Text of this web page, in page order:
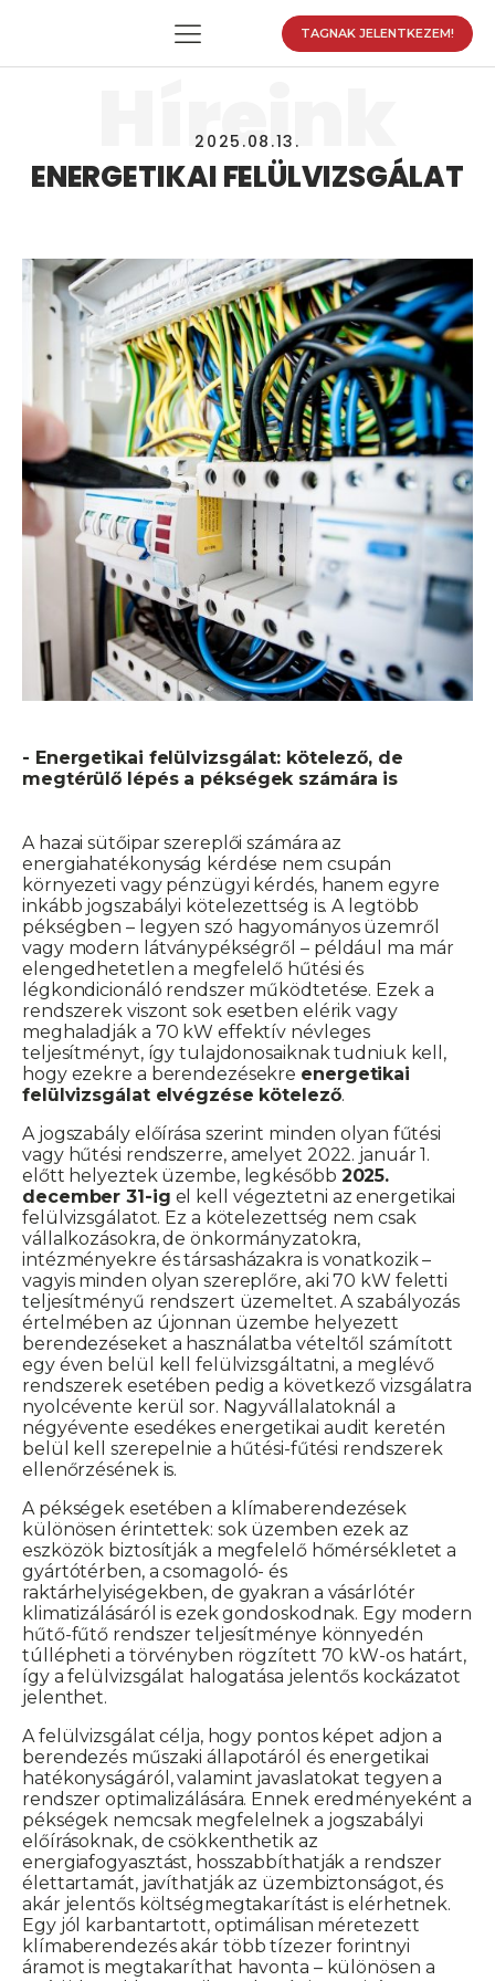
TAGNAK JELENTKEZEM!
2025.08.13.
ENERGETIKAI FELÜLVIZSGÁLAT
Híreink
- Energetikai felülvizsgálat: kötelező, de
megtérülő lépés a pékségek számára is
A hazai sütőipar szereplői számára az
energiahatékonyság kérdése nem csupán
környezeti vagy pénzügyi kérdés, hanem egyre
inkább jogszabályi kötelezettség is. A legtöbb
pékségben – legyen szó hagyományos üzemről
vagy modern látványpékségről – például ma már
elengedhetetlen a megfelelő hűtési és
légkondicionáló rendszer működtetése. Ezek a
rendszerek viszont sok esetben elérik vagy
meghaladják a 70 kW effektív névleges
teljesítményt, így tulajdonosaiknak tudniuk kell,
hogy ezekre a berendezésekre energetikai
felülvizsgálat elvégzése kötelező.
A jogszabály előírása szerint minden olyan fűtési
vagy hűtési rendszerre, amelyet 2022. január 1.
előtt helyeztek üzembe, legkésőbb 2025.
december 31-ig el kell végeztetni az energetikai
felülvizsgálatot. Ez a kötelezettség nem csak
vállalkozásokra, de önkormányzatokra,
intézményekre és társasházakra is vonatkozik –
vagyis minden olyan szereplőre, aki 70 kW feletti
teljesítményű rendszert üzemeltet. A szabályozás
értelmében az újonnan üzembe helyezett
berendezéseket a használatba vételtől számított
egy éven belül kell felülvizsgáltatni, a meglévő
rendszerek esetében pedig a következő vizsgálatra
nyolcévente kerül sor. Nagyvállalatoknál a
négyévente esedékes energetikai audit keretén
belül kell szerepelnie a hűtési-fűtési rendszerek
ellenőrzésének is.
A pékségek esetében a klímaberendezések
különösen érintettek: sok üzemben ezek az
eszközök biztosítják a megfelelő hőmérsékletet a
gyártótérben, a csomagoló- és
raktárhelyiségekben, de gyakran a vásárlótér
klimatizálásáról is ezek gondoskodnak. Egy modern
hűtő-fűtő rendszer teljesítménye könnyedén
túllépheti a törvényben rögzített 70 kW-os határt,
így a felülvizsgálat halogatása jelentős kockázatot
jelenthet.
A felülvizsgálat célja, hogy pontos képet adjon a
berendezés műszaki állapotáról és energetikai
hatékonyságáról, valamint javaslatokat tegyen a
rendszer optimalizálására. Ennek eredményeként a
pékségek nemcsak megfelelnek a jogszabályi
előírásoknak, de csökkenthetik az
energiafogyasztást, hosszabbíthatják a rendszer
élettartamát, javíthatják az üzembiztonságot, és
akár jelentős költségmegtakarítást is elérhetnek.
Egy jól karbantartott, optimálisan méretezett
klímaberendezés akár több tízezer forintnyi
áramot is megtakaríthat havonta – különösen a